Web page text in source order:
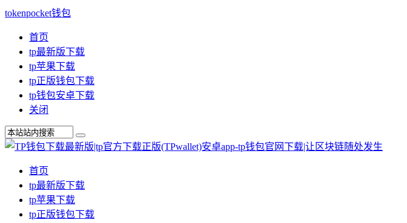
tokenpocket钱包
首页
tp最新版下载
tp苹果下载
tp正版钱包下载
tp钱包安卓下载
关闭
首页
tp最新版下载
tp苹果下载
tp正版钱包下载